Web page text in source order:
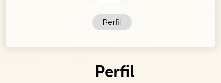
Perfil
Perfil